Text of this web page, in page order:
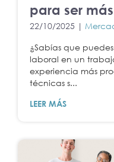
para ser
22/10/2025 |
¿Sabías que
laboral en un
experiencia más
técnicas s...
LEER MÁS